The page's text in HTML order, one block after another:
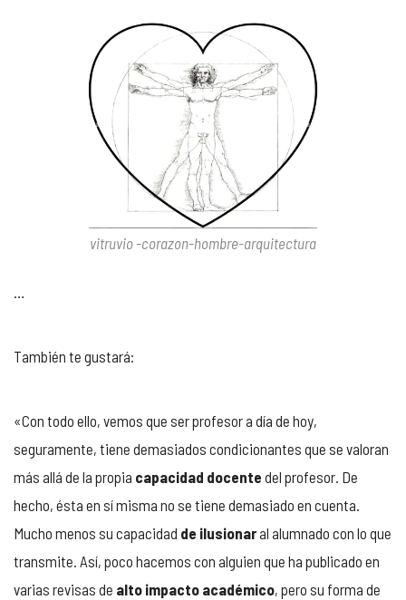
vitruvio -corazon-hombre-arquitectura
…
También te gustará:
«Con todo ello, vemos que ser profesor a día de hoy,
seguramente, tiene demasiados condicionantes que se valoran
más allá de la propia capacidad docente del profesor. De
hecho, ésta en sí misma no se tiene demasiado en cuenta.
Mucho menos su capacidad de ilusionaral alumnado con lo que
transmite. Así, poco hacemos con alguien que ha publicado en
varias revisas de alto impacto académico, pero su forma de